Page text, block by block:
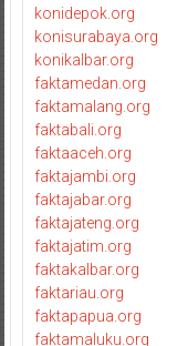
konidepok.org
konisurabaya.org
konikalbar.org
faktamedan.org
faktamalang.org
faktabali.org
faktaaceh.org
faktajambi.org
faktajabar.org
faktajateng.org
faktajatim.org
faktakalbar.org
faktariau.org
faktapapua.org
faktamaluku.org